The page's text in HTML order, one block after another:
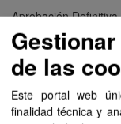
Aprobación
Aprobación
Aprobación
de las
Este portal web
finalidad técnica y